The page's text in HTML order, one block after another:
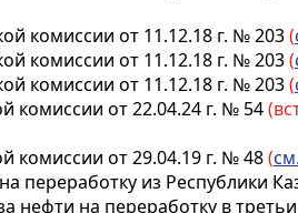
комиссии от 11.12.18 г. № 203(
комиссии от 11.12.18 г. № 203(
комиссии от 11.12.18 г. № 203(
комиссии от 22.04.24 г. № 54
комиссии от 29.04.19 г. № 48(
переработку из Республики
нефти на переработку в